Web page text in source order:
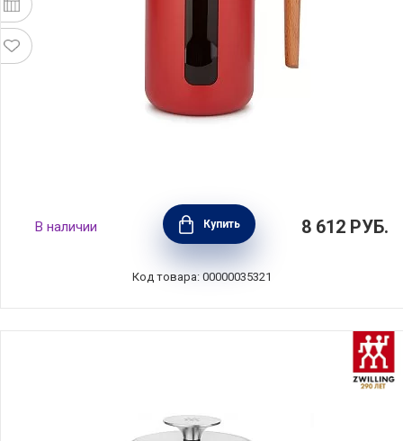
Кофейник френч-пресс La Cafetiere 1 л,
сталь+стекло+дерево, цвет красный,
Kitchen Craft, Великобритания,
В наличии Купить 8 612 РУБ.
Код товара: 00000035321